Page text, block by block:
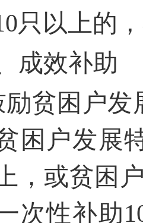
只以上的
效补助
贫困户发
困户发展
，或贫困
次性补助